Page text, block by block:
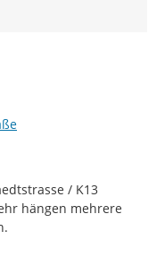
/ K13
hängen mehrere